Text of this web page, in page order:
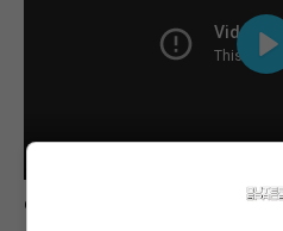
Comente esta notícia no